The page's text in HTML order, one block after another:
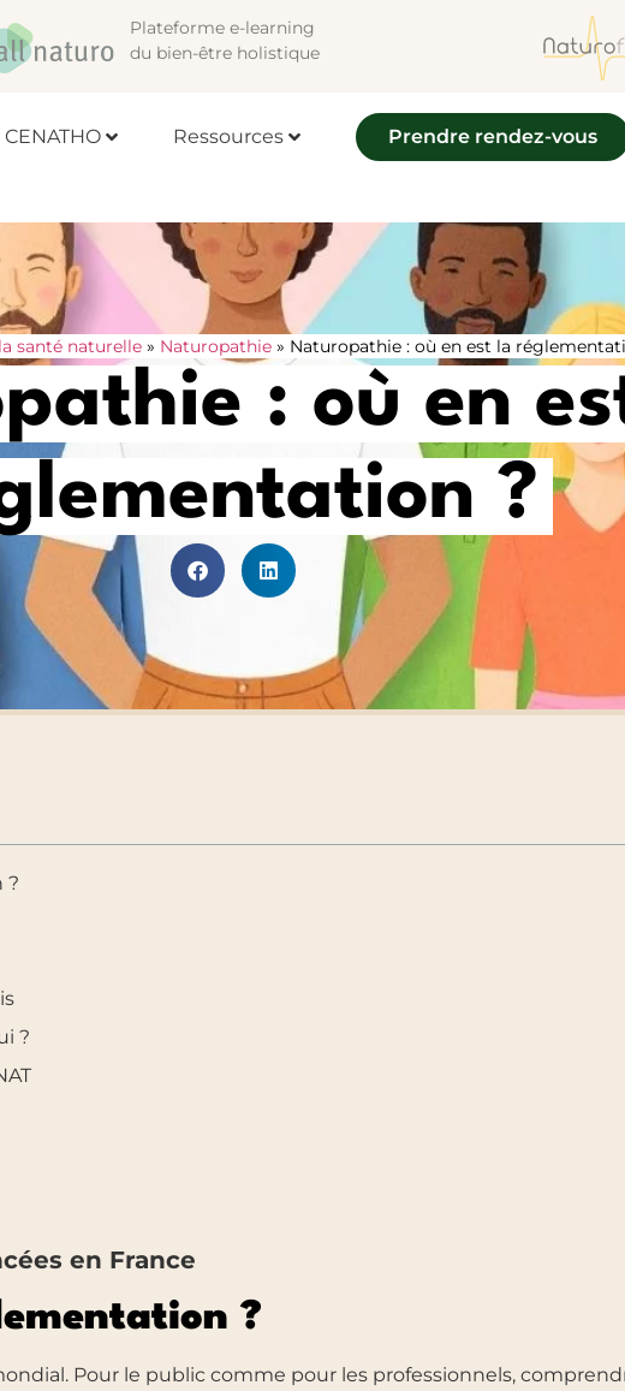
Plateforme e-learning
du bien-être holistique
CENATHO Ressources Prendre rendez-vous
santé naturelle » Naturopathie » Naturopathie : où en est la
: où en
?
?
?
en France
?
Pour le public comme pour les professionnels,